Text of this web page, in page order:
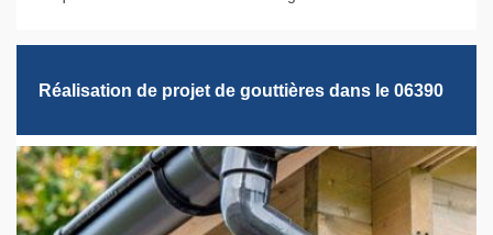
Réalisation de projet de gouttières dans le 06390